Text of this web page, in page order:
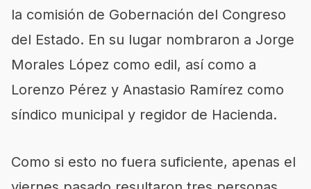
la comisión de Gobernación del Congreso
del Estado. En su lugar nombraron a Jorge
Morales López como edil, así como a
Lorenzo Pérez y Anastasio Ramírez como
síndico municipal y regidor de Hacienda.
Como si esto no fuera suficiente, apenas el